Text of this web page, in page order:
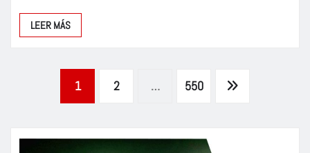
LEER MÁS
Paginación
de
1 2 … 550